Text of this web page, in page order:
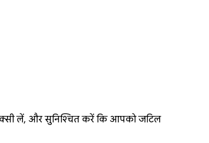
लें, और सुनिश्चित करें कि आपको जटिल